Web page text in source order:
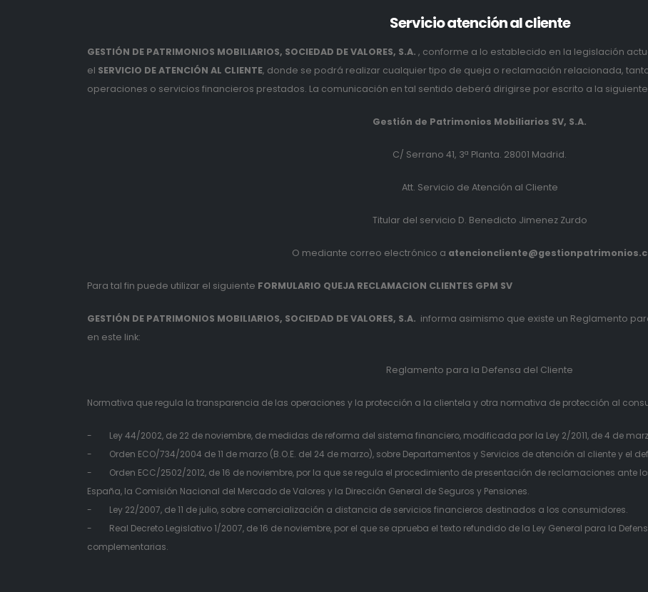
Servicioatención al cliente
GESTIÓN DE PATRIMONIOS MOBILIARIOS, SOCIEDAD DE VALORES, S.A. , conforme a lo establecido en la legislación
el SERVICIO DE ATENCIÓN AL CLIENTE, donde se podrá realizar cualquier tipo de queja o reclamación relacionada,
operaciones o servicios financieros prestados. La comunicación en tal sentido deberá dirigirse por escrito a la
Gestión de Patrimonios Mobiliarios SV, S.A.
C/ Serrano 41, 3ª Planta. 28001 Madrid.
Att. Servicio de Atención al Cliente
Titular del servicio D. Benedicto Jimenez Zurdo
O mediante correo electrónico a
Para tal fin puede utilizar el siguiente FORMULARIO QUEJA RECLAMACION CLIENTES GPM SV
GESTIÓN DE PATRIMONIOS MOBILIARIOS, SOCIEDAD DE VALORES, S.A. informa asimismo que existe un Reglamento
en este link:
Reglamento para la Defensa del Cliente
Normativa que regula la transparencia de las operaciones y la protección a la clientela y otra normativa de protección al
- Ley 44/2002, de 22 de noviembre, de medidas de reforma del sistema financiero, modificada por la Ley 2/2011, de 4 de
- Orden ECO/734/2004 de 11 de marzo (B.O.E. del 24 de marzo), sobre Departamentos y Servicios de atención al cliente y el
- Orden ECC/2502/2012, de 16 de noviembre, por la que se regula el procedimiento de presentación de reclamaciones ante
España, la Comisión Nacional del Mercado de Valores y la Dirección General de Seguros y Pensiones.
- Ley 22/2007, de 11 de julio, sobre comercialización a distancia de servicios financieros destinados a los consumidores.
- Real Decreto Legislativo 1/2007, de 16 de noviembre, por el que se aprueba el texto refundido de la Ley General para la
complementarias.